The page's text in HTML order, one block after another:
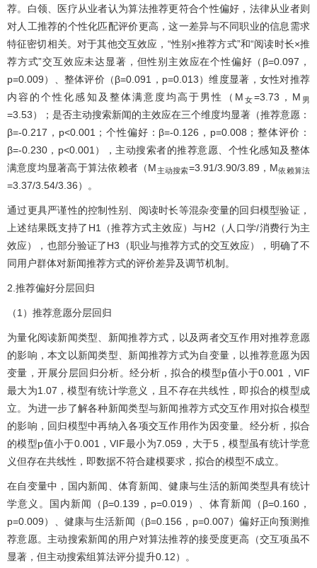
荐。白领、医疗从业者认为算法推荐更符合个性偏好，法律从业者则
对人工推荐的个性化匹配评价更高，这一差异与不同职业的信息需求
特征密切相关。对于其他交互效应，“性别×推荐方式”和“阅读时长×推
荐方式”交互效应未达显著，但性别主效应在个性偏好（β=0.097，
p=0.009）、整体评价（β=0.091，p=0.013）维度显著，女性对推荐
内容的个性化感知及整体满意度均高于男性（M 女=3.73，M 男
=3.53）；是否主动搜索新闻的主效应在三个维度均显著（推荐意愿：
β=-0.217，p<0.001；个性偏好：β=-0.126，p=0.008；整体评价：
β=-0.230，p<0.001），主动搜索者的推荐意愿、个性化感知及整体
满意度均显著高于算法依赖者（M主动搜索=3.91/3.90/3.89，M依赖算法
=3.37/3.54/3.36）。
通过更具严谨性的控制性别、阅读时长等混杂变量的回归模型验证，
上述结果既支持了H1（推荐方式主效应）与H2（人口学/消费行为主
效应），也部分验证了H3（职业与推荐方式的交互效应），明确了不
同用户群体对新闻推荐方式的评价差异及调节机制。
2.推荐偏好分层回归
（1）推荐意愿分层回归
为量化阅读新闻类型、新闻推荐方式，以及两者交互作用对推荐意愿
的影响，本文以新闻类型、新闻推荐方式为自变量，以推荐意愿为因
变量，开展分层回归分析。经分析，拟合的模型p值小于0.001，VIF
最大为1.07，模型有统计学意义，且不存在共线性，即拟合的模型成
立。为进一步了解各种新闻类型与新闻推荐方式交互作用对拟合模型
的影响，回归模型中再纳入各项交互作用作为因变量。经分析，拟合
的模型p值小于0.001，VIF最小为7.059，大于5，模型虽有统计学意
义但存在共线性，即数据不符合建模要求，拟合的模型不成立。
在自变量中，国内新闻、体育新闻、健康与生活的新闻类型具有统计
学意义。国内新闻（β=0.139，p=0.019）、体育新闻（β=0.160，
p=0.009）、健康与生活新闻（β=0.156，p=0.007）偏好正向预测推
荐意愿。主动搜索新闻的用户对算法推荐的接受度更高（交互项虽不
显著，但主动搜索组算法评分提升0.12）。